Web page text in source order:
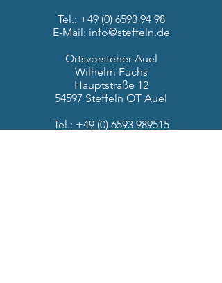
Tel.: +49 (0) 6593 94 98
E-Mail: info@steffeln.de
Ortsvorsteher Auel
Wilhelm Fuchs
Hauptstraße 12
54597 Steffeln OT Auel
Tel.: +49 (0) 6593 989515